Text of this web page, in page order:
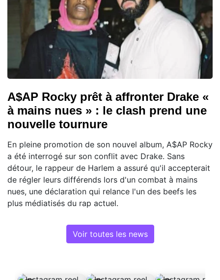
A$AP Rocky prêt à affronter Drake «
à mains nues » : le clash prend une
nouvelle tournure
En pleine promotion de son nouvel album, A$AP Rocky
a été interrogé sur son conflit avec Drake. Sans
détour, le rappeur de Harlem a assuré qu'il accepterait
de régler leurs différends lors d'un combat à mains
nues, une déclaration qui relance l'un des beefs les
plus médiatisés du rap actuel.
Voir toutes les news